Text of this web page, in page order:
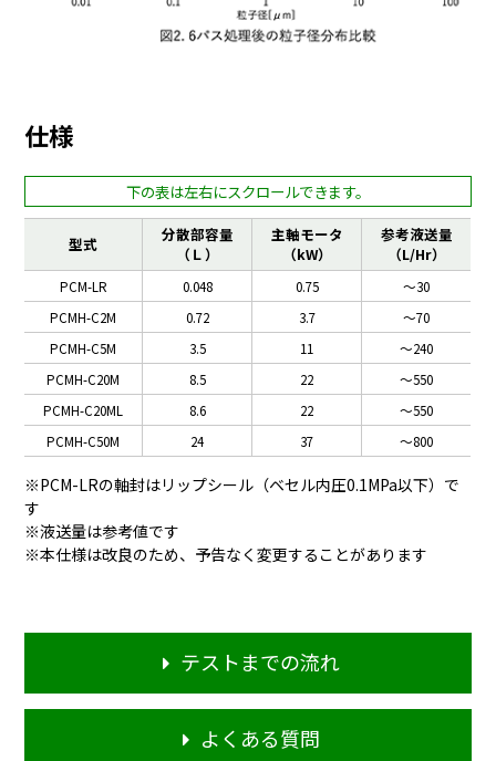
仕様
型式
分散部容量
（Ｌ）
主軸モータ
（kW）
参考液送量
（L/Hr）
PCM-LR 0.048 0.75
～30
PCMH-C2M
0.72 3.7
～70
PCMH-C5M
3.5 11
～240
PCMH-C20M
8.5 22
～550
PCMH-C20ML
8.6 22
～550
PCMH-C50M
24 37 ～800
※PCM-LRの軸封はリップシール（ベセル内圧0.1MPa以下）で
す
※液送量は参考値です
※本仕様は改良のため、予告なく変更することがあります
テストまでの流れ
よくある質問